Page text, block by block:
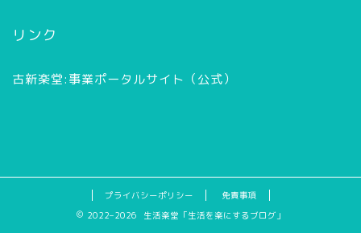
リンク
古新楽堂:事業ポータルサイト（公式）
プライバシーポリシー
免責事項
2022–2026 生活楽堂「生活を楽にするブログ」